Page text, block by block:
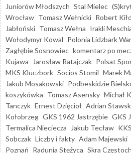
Juniorów Młodszych Stal Mielec
Wrocław Tomasz Wełnicki Robert
Jabłoński Tomasz Wełna Irakli
Wołodymyr Kowal Polonia Lidzbark
Zagłębie Sosnowiec komentarz po
Kujawa
Jarosław Ratajczak Polsat
MKS Kluczbork Socios Stomil Marek
Jakub Mosakowski Podbeskidzie
koszykówka Tomasz Asensky Michał
Tanczyk Ernest Dzięcioł Adrian
Kołobrzeg GKS 1962 Jastrzębie GKS
Termalica Nieciecza
Jakub Tecław
Sobczak Liczby i fakty Adam Majewski
Poznań Radunia Stężyca Skra